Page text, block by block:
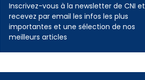
Inscrivez-vous à la newsletter de CNI et
recevez par email les infos les plus
importantes et une sélection de nos
meilleurs articles